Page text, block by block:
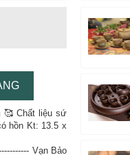
🥰 Chất liệu sứ
hồn Kt: 13.5 x
Vạn Bảo